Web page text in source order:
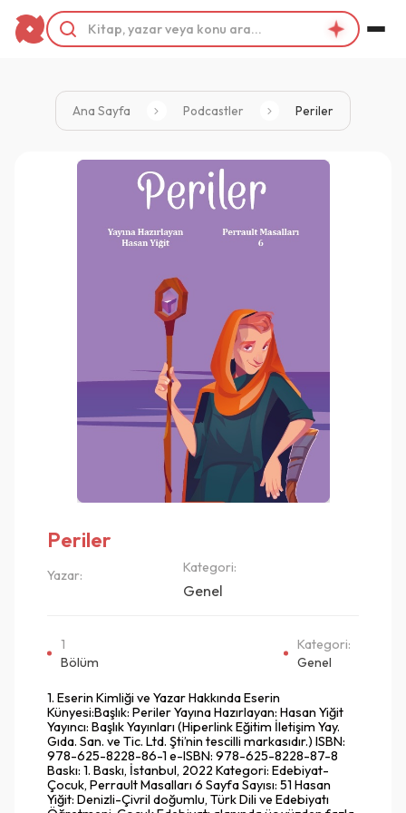
Ana Sayfa Podcastler Periler
Periler
Yazar: Kategori:
Genel
1
Bölüm
Kategori:
Genel
1. Eserin Kimliği ve Yazar Hakkında Eserin
Künyesi:Başlık: Periler Yayına Hazırlayan: Hasan Yiğit
Yayıncı: Başlık Yayınları (Hiperlink Eğitim İletişim Yay.
Gıda. San. ve Tic. Ltd. Şti’nin tescilli markasıdır.) ISBN:
978-625-8228-86-1 e-ISBN: 978-625-8228-87-8
Baskı: 1. Baskı, İstanbul, 2022 Kategori: Edebiyat-
Çocuk, Perrault Masalları 6 Sayfa Sayısı: 51 Hasan
Yiğit: Denizli-Çivril doğumlu, Türk Dili ve Edebiyatı